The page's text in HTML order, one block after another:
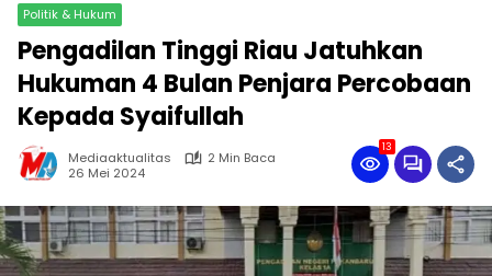
Politik & Hukum
Pengadilan Tinggi Riau Jatuhkan
Hukuman 4 Bulan Penjara Percobaan
Kepada Syaifullah
Mediaaktualitas
2 Min Baca
26 Mei 2024
13